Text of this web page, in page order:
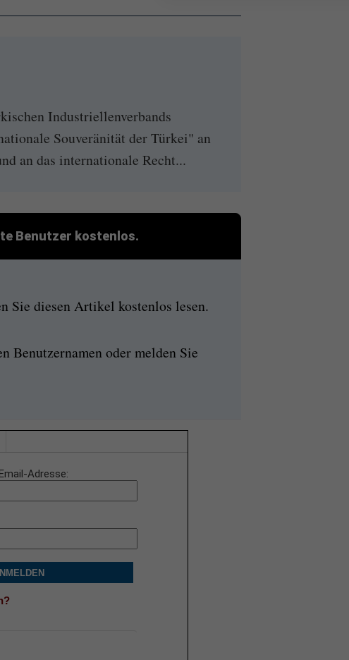
Industriellenverbands
Souveränität der Türkei" an
an das internationale Recht...
Benutzer kostenlos.
Sie diesen Artikel kostenlos lesen.
Benutzernamen oder melden Sie
Adresse